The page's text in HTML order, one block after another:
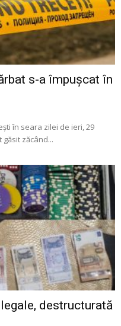
s-a împușcat în
în seara zilei de ieri, 29
zăcând...
destructurată